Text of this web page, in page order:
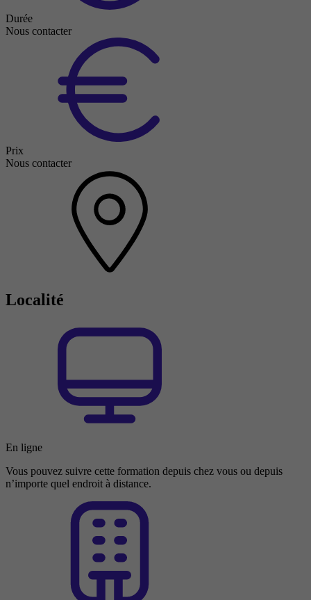
Durée
Nous contacter
Prix
Nous contacter
Localité
En ligne
Vous pouvez suivre cette formation depuis chez vous ou depuis
n’importe quel endroit à distance.